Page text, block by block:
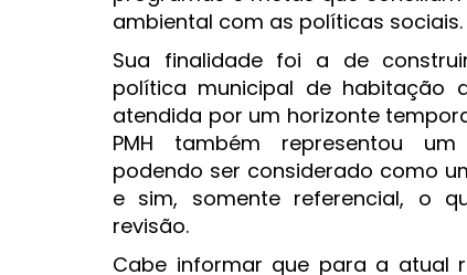
ambiental com as políticas sociais.
Sua finalidade foi a de
política municipal de habitação
atendida por um horizonte
PMH também representou
podendo ser considerado como
e sim, somente referencial, o
revisão.
Cabe informar que para a atual